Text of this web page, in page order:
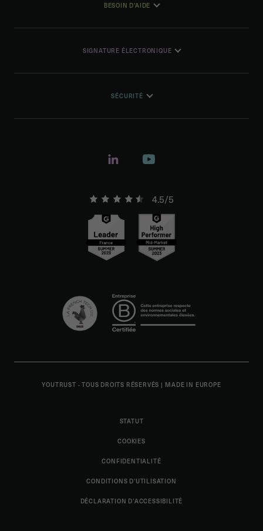
BESOIN D'AIDE
SIGNATURE ÉLECTRONIQUE
SÉCURITÉ
4.5/5
YOUTRUST - TOUS DROITS RÉSERVÉS | MADE IN EUROPE
STATUT
COOKIES
CONFIDENTIALITÉ
CONDITIONS D'UTILISATION
DÉCLARATION D’ACCESSIBILITÉ